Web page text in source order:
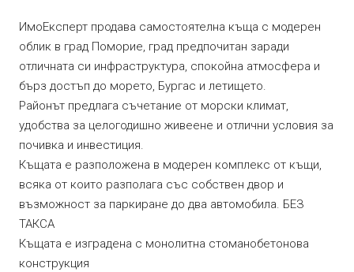
ИмоЕксперт продава самостоятелна къща с модерен
облик в град Поморие, град предпочитан заради
отличната си инфраструктура, спокойна атмосфера и
бърз достъп до морето, Бургас и летището.
Районът предлага съчетание от морски климат,
удобства за целогодишно живеене и отлични условия за
почивка и инвестиция.
Къщата е разположена в модерен комплекс от къщи,
всяка от които разполага със собствен двор и
възможност за паркиране до два автомобила. БЕЗ
ТАКСА
Къщата е изградена с монолитна стоманобетонова
конструкция